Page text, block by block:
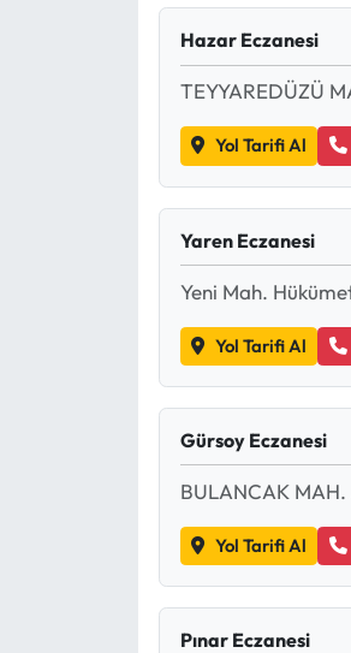
Hazar Eczanesi
TEYYAREDÜZÜ
Yol Tarifi Al
Yaren Eczanesi
Yeni Mah.
Yol Tarifi Al
Gürsoy Eczanesi
BULANCAK
Yol Tarifi Al
Pınar Eczanesi
Kargı Haberleri
Kültür Sanat
Laçin Haberleri
Mecitözü Haberleri